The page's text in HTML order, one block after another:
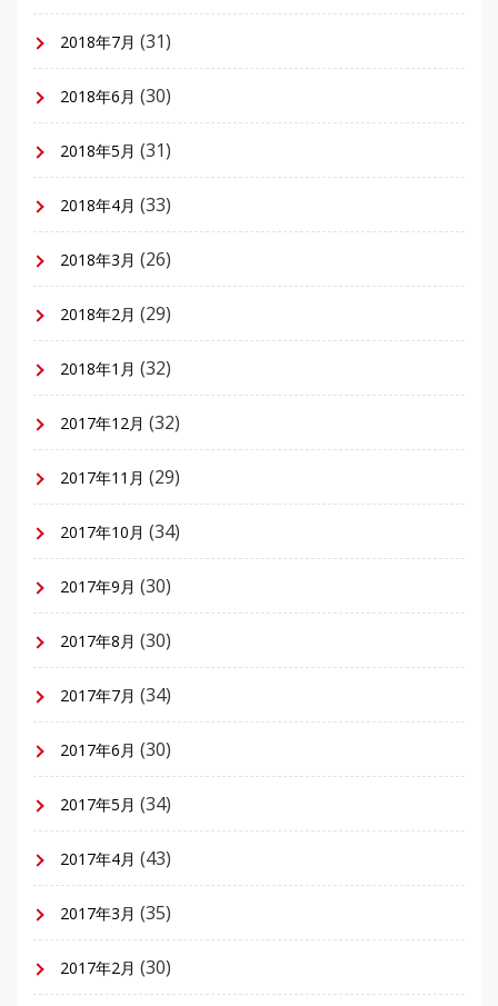
2018年7月 (31)
2018年6月 (30)
2018年5月 (31)
2018年4月 (33)
2018年3月 (26)
2018年2月 (29)
2018年1月 (32)
2017年12月 (32)
2017年11月 (29)
2017年10月 (34)
2017年9月 (30)
2017年8月 (30)
2017年7月 (34)
2017年6月 (30)
2017年5月 (34)
2017年4月 (43)
2017年3月 (35)
2017年2月 (30)